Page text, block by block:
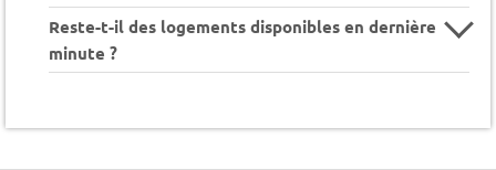
Reste-t-il des logements disponibles en dernière
minute ?